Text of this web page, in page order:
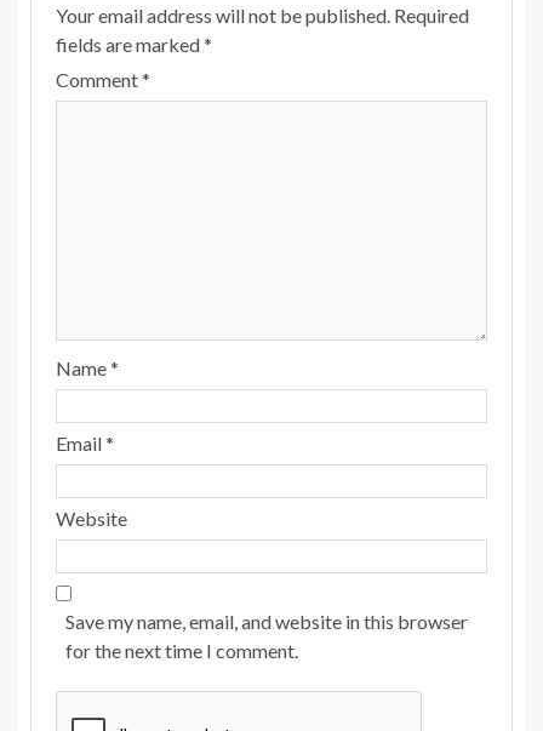
Your email address will not be published. Required
fields are marked*
Comment*
Name*
Email*
Website
Save my name, email, and website in this browser
for the next time I comment.